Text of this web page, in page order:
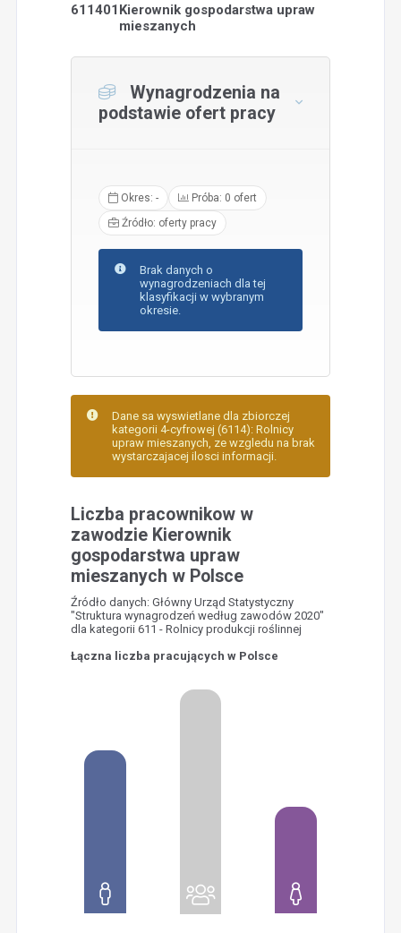
611401 Kierownik gospodarstwa upraw
mieszanych
Wynagrodzenia na
podstawie ofert pracy
Okres: -
Próba: 0 ofert
Źródło: oferty pracy
Brak danych o
wynagrodzeniach dla tej
klasyfikacji w wybranym
okresie.
Dane sa wyswietlane dla zbiorczej
kategorii 4-cyfrowej (6114): Rolnicy
upraw mieszanych, ze wzgledu na brak
wystarczajacej ilosci informacji.
Liczba pracownikow w
zawodzie Kierownik
gospodarstwa upraw
mieszanych w Polsce
Źródło danych: Główny Urząd Statystyczny
"Struktura wynagrodzeń według zawodów 2020"
dla kategorii 611 - Rolnicy produkcji roślinnej
Łączna liczba pracujących w Polsce